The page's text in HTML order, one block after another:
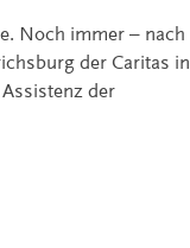
Noch immer – nach
der Caritas in
der